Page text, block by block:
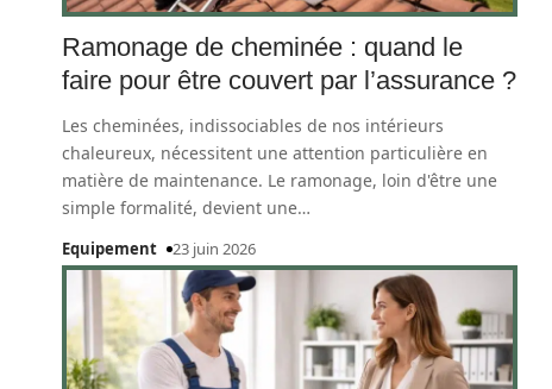
Ramonage de cheminée : quand le
faire pour être couvert par l’assurance ?
Les cheminées, indissociables de nos intérieurs
chaleureux, nécessitent une attention particulière en
matière de maintenance. Le ramonage, loin d'être une
simple formalité, devient une…
Equipement 23 juin 2026